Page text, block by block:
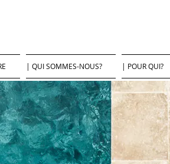
| QUI SOMMES-NOUS? | POUR QUI?